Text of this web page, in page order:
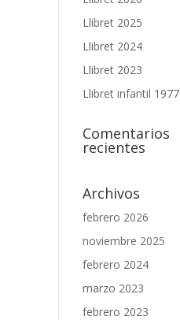
Llibret 2025
Llibret 2024
Llibret 2023
Llibret infantil 1977
Comentarios
recientes
Archivos
febrero 2026
noviembre 2025
febrero 2024
marzo 2023
febrero 2023